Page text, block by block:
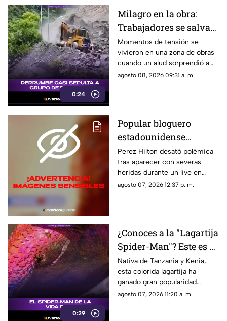
0:24
Milagro en la obra:
Trabajadores se salvan
de milagro tras
aparatoso derrumbe de
tierra
Momentos de tensión se
vivieron en una zona de obras
cuando un alud sorprendió a
los presentes, quienes
agosto 08, 2026 09:31 a. m.
Popular bloguero
estadounidense
aparece con severas
heridas en un LIVE;
¿buscaba interacción?
Perez Hilton desató polémica
tras aparecer con severas
heridas durante un live en
TikTok. El video abrió un
agosto 07, 2026 12:37 p. m.
0:29
¿Conoces a la "Lagartija
Spider-Man"? Este es el
reptil con los colores
del superhéroe
Nativa de Tanzania y Kenia,
esta colorida lagartija ha
ganado gran popularidad
debido a su increíble parecido
agosto 07, 2026 11:20 a. m.